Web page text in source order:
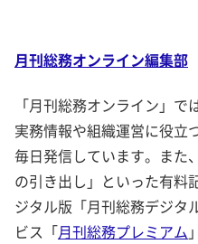
月刊総務オンライン編集部
「月刊総務オンライン」で
実務情報や組織運営に役立
毎日発信しています。また
の引き出し」といった有料
ジタル版「月刊総務デジタ
ビス「月刊総務プレミアム